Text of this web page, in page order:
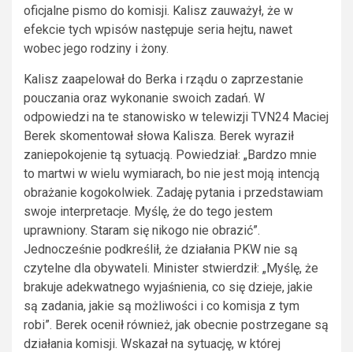
oficjalne pismo do komisji. Kalisz zauważył, że w
efekcie tych wpisów następuje seria hejtu, nawet
wobec jego rodziny i żony.
Kalisz zaapelował do Berka i rządu o zaprzestanie
pouczania oraz wykonanie swoich zadań. W
odpowiedzi na te stanowisko w telewizji TVN24 Maciej
Berek skomentował słowa Kalisza. Berek wyraził
zaniepokojenie tą sytuacją. Powiedział: „Bardzo mnie
to martwi w wielu wymiarach, bo nie jest moją intencją
obrażanie kogokolwiek. Zadaję pytania i przedstawiam
swoje interpretacje. Myślę, że do tego jestem
uprawniony. Staram się nikogo nie obrazić”.
Jednocześnie podkreślił, że działania PKW nie są
czytelne dla obywateli. Minister stwierdził: „Myślę, że
brakuje adekwatnego wyjaśnienia, co się dzieje, jakie
są zadania, jakie są możliwości i co komisja z tym
robi”. Berek ocenił również, jak obecnie postrzegane są
działania komisji. Wskazał na sytuację, w której